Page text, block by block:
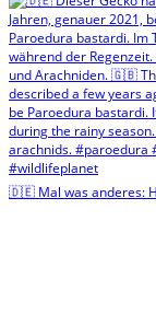
🇩🇪 Mal was anderes: